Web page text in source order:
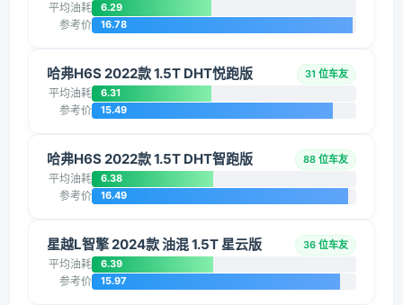
平均油耗 6.29
参考价 16.78
哈弗H6S 2022款 1.5T DHT悦跑版 31 位车友
平均油耗 6.31
参考价 15.49
哈弗H6S 2022款 1.5T DHT智跑版 88 位车友
平均油耗 6.38
参考价 16.49
星越L智擎 2024款 油混 1.5T 星云版 36 位车友
平均油耗 6.39
参考价 15.97